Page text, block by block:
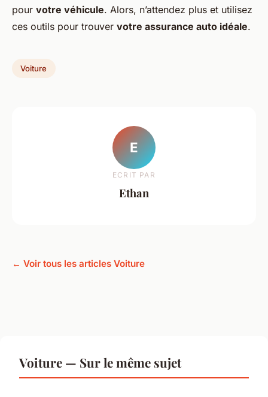
pour votre véhicule. Alors, n’attendez plus et utilisez
ces outils pour trouver votre assurance auto idéale.
Voiture
E
ECRIT PAR
Ethan
← Voir tous les articles Voiture
Voiture — Sur le même sujet